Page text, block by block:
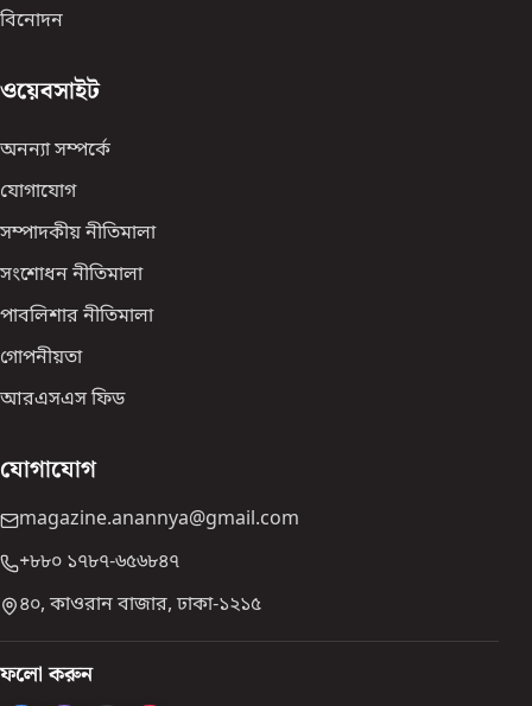
বিনোদন
ওয়েবসাইট
অনন্যা সম্পর্কে
যোগাযোগ
সম্পাদকীয় নীতিমালা
সংশোধন নীতিমালা
পাবলিশার নীতিমালা
গোপনীয়তা
আরএসএস ফিড
যোগাযোগ
magazine.anannya@gmail.com
+৮৮০ ১৭৮৭-৬৫৬৮৪৭
৪০, কাওরান বাজার, ঢাকা-১২১৫
ফলো করুন